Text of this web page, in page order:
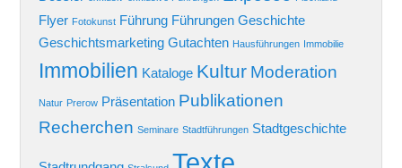
Flyer Fotokunst Führung Führungen Geschichte
Geschichtsmarketing Gutachten Hausführungen Immobilie
Immobilien Kataloge Kultur Moderation
Natur Prerow Präsentation Publikationen
Recherchen Seminare Stadtführungen Stadtgeschichte